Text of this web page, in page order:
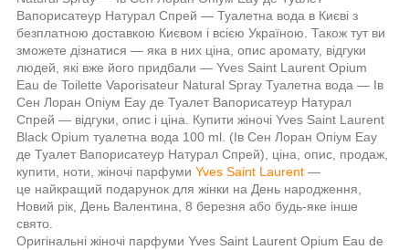
Вапорисатеур Натурал Спрей — Туалетна вода в Києві з
безплатною доставкою Києвом і всією Україною. Також тут ви
зможете дізнатися — яка в них ціна, опис аромату, відгуки
людей, які вже його придбали — Yves Saint Laurent Opium
Eau de Toilette Vaporisateur Natural Spray Туалетна вода — Ів
Сен Лоран Опіум Еау де Туалет Вапорисатеур Натурал
Спрей — відгуки, опис і ціна. Купити жіночі Yves Saint Laurent
Black Opium туалетна вода 100 ml. (Ів Сен Лоран Опіум Еау
де Туалет Вапорисатеур Натурал Спрей), ціна, опис, продаж,
купити, ноти, жіночі парфуми Yves Saint Laurent —
це найкращий подарунок для жінки на День народження,
Новий рік, День Валентина, 8 березня або будь-яке інше
свято.
Оригінальні жіночі парфуми Yves Saint Laurent Opium Eau de